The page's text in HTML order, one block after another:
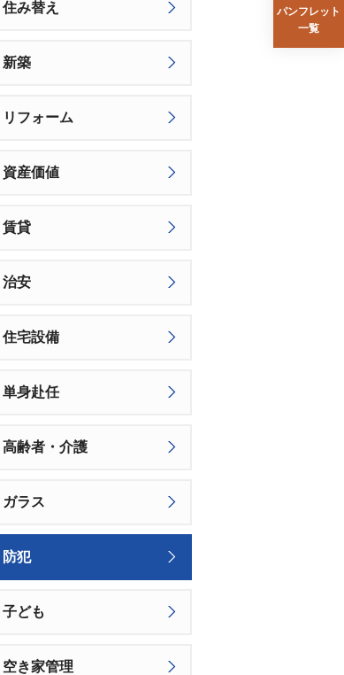
住み替え
新築
リフォーム
資産価値
賃貸
治安
住宅設備
単身赴任
高齢者・介護
ガラス
防犯
子ども
空き家管理
パンフレット
一覧